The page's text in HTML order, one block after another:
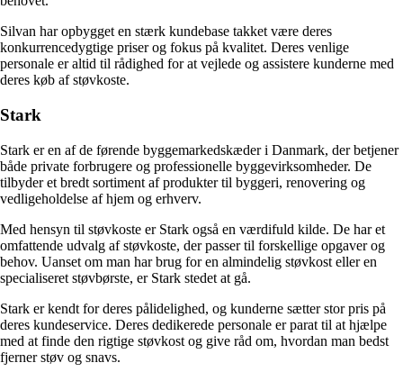
Silvan har opbygget en stærk kundebase takket være deres
konkurrencedygtige priser og fokus på kvalitet. Deres venlige
personale er altid til rådighed for at vejlede og assistere kunderne med
deres køb af støvkoste.
Stark
Stark er en af de førende byggemarkedskæder i Danmark, der betjener
både private forbrugere og professionelle byggevirksomheder. De
tilbyder et bredt sortiment af produkter til byggeri, renovering og
vedligeholdelse af hjem og erhverv.
Med hensyn til støvkoste er Stark også en værdifuld kilde. De har et
omfattende udvalg af støvkoste, der passer til forskellige opgaver og
behov. Uanset om man har brug for en almindelig støvkost eller en
specialiseret støvbørste, er Stark stedet at gå.
Stark er kendt for deres pålidelighed, og kunderne sætter stor pris på
deres kundeservice. Deres dedikerede personale er parat til at hjælpe
med at finde den rigtige støvkost og give råd om, hvordan man bedst
fjerner støv og snavs.